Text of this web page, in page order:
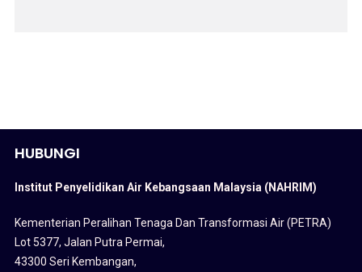
HUBUNGI
Institut Penyelidikan Air Kebangsaan Malaysia (NAHRIM)
Kementerian Peralihan Tenaga Dan Transformasi Air (PETRA)
Lot 5377, Jalan Putra Permai,
43300 Seri Kembangan,